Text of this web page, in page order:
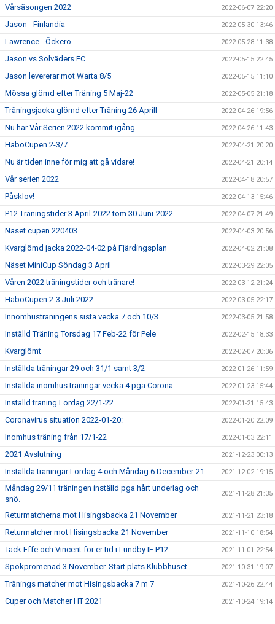
Vårsäsongen 2022 2022-06-07 22:20
Jason - Finlandia 2022-05-30 13:46
Lawrence - Öckerö 2022-05-28 11:38
Jason vs Solväders FC 2022-05-15 22:45
Jason levererar mot Warta 8/5 2022-05-15 11:10
Mössa glömd efter Träning 5 Maj-22 2022-05-05 21:18
Träningsjacka glömd efter Träning 26 Aprill 2022-04-26 19:56
Nu har Vår Serien 2022 kommit igång 2022-04-26 11:43
HaboCupen 2-3/7 2022-04-21 20:20
Nu är tiden inne för mig att gå vidare! 2022-04-21 20:14
Vår serien 2022 2022-04-18 20:57
Påsklov! 2022-04-13 15:46
P12 Träningstider 3 April-2022 tom 30 Juni-2022 2022-04-07 21:49
Näset cupen 220403 2022-04-03 20:56
Kvarglömd jacka 2022-04-02 på Fjärdingsplan 2022-04-02 21:08
Näset MiniCup Söndag 3 April 2022-03-29 22:05
Våren 2022 träningstider och tränare! 2022-03-12 21:24
HaboCupen 2-3 Juli 2022 2022-03-05 22:17
Innomhusträningens sista vecka 7 och 10/3 2022-03-05 21:58
Inställd Träning Torsdag 17 Feb-22 för Pele 2022-02-15 18:33
Kvarglömt 2022-02-07 20:36
Inställda träningar 29 och 31/1 samt 3/2 2022-01-26 11:59
Inställda inomhus träningar vecka 4 pga Corona 2022-01-23 15:44
Inställd träning Lördag 22/1-22 2022-01-21 15:43
Coronavirus situation 2022-01-20: 2022-01-20 22:09
Inomhus träning från 17/1-22 2022-01-03 22:11
2021 Avslutning 2021-12-23 00:13
Inställda träningar Lördag 4 och Måndag 6 December-21 2021-12-02 19:15
Måndag 29/11 träningen inställd pga hårt underlag och
snö.
2021-11-28 21:35
Returmatcherna mot Hisingsbacka 21 November 2021-11-21 23:18
Returmatcher mot Hisingsbacka 21 November 2021-11-10 18:54
Tack Effe och Vincent för er tid i Lundby IF P12 2021-11-01 22:54
Spökpromenad 3 November. Start plats Klubbhuset 2021-10-31 19:07
Tränings matcher mot Hisingsbacka 7 m 7 2021-10-26 22:44
Cuper och Matcher HT 2021 2021-10-24 19:14